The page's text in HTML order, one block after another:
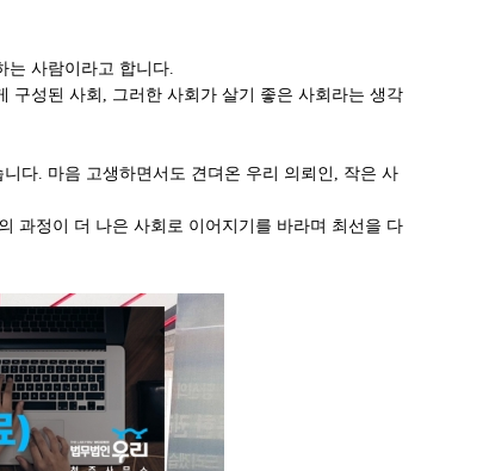
는 사람이라고 합니다.
구성된 사회, 그러한 사회가 살기 좋은 사회라는 생각
다. 마음 고생하면서도 견뎌온 우리 의뢰인, 작은 사
과정이 더 나은 사회로 이어지기를 바라며 최선을 다